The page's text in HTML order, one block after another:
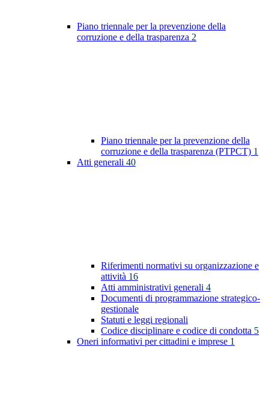
Piano triennale per la prevenzione della
corruzione e della trasparenza 2
Piano triennale per la prevenzione della
corruzione e della trasparenza (PTPCT) 1
Atti generali 40
Riferimenti normativi su organizzazione e
attività 16
Atti amministrativi generali 4
Documenti di programmazione strategico-
gestionale
Statuti e leggi regionali
Codice disciplinare e codice di condotta 5
Oneri informativi per cittadini e imprese 1